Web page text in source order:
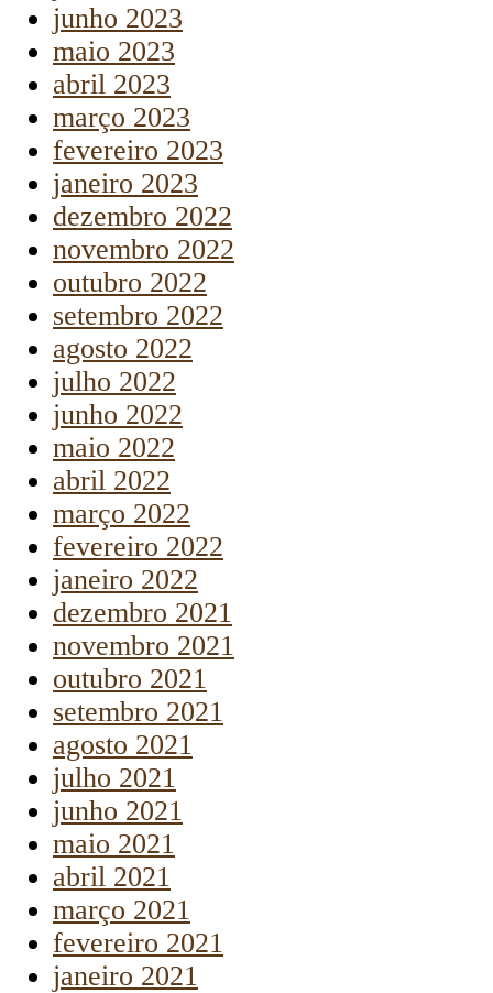
junho 2023
maio 2023
abril 2023
março 2023
fevereiro 2023
janeiro 2023
dezembro 2022
novembro 2022
outubro 2022
setembro 2022
agosto 2022
julho 2022
junho 2022
maio 2022
abril 2022
março 2022
fevereiro 2022
janeiro 2022
dezembro 2021
novembro 2021
outubro 2021
setembro 2021
agosto 2021
julho 2021
junho 2021
maio 2021
abril 2021
março 2021
fevereiro 2021
janeiro 2021